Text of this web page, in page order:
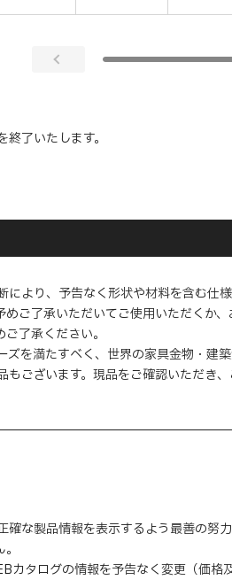
了いたします。
より、予告なく形状や材料を含む仕
めご了承いただいてご使用いただくか
了承ください。
を満たすべく、世界の家具金物・建
もございます。現品をご確認いただき
な製品情報を表示するよう最善の努
カタログの情報を予告なく変更（価格